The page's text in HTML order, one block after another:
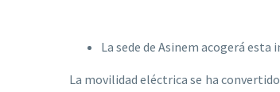
La sede de Asinem acogerá
La movilidad eléctrica se ha